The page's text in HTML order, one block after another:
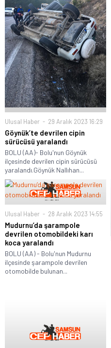
Ulusal Haber 29 Aralık 2023 16:29
Göynük’te devrilen cipin
sürücüsü yaralandı
BOLU (AA)- Bolu'nun Göynük
ilçesinde devrilen cipin sürücüsü
yaralandı.Göynük Nallıhan...
Ulusal Haber 28 Aralık 2023 14:55
Mudurnu’da şarampole
devrilen otomobildeki karı
koca yaralandı
BOLU (AA) - Bolu'nun Mudurnu
ilçesinde şarampole devrilen
otomobilde bulunan...